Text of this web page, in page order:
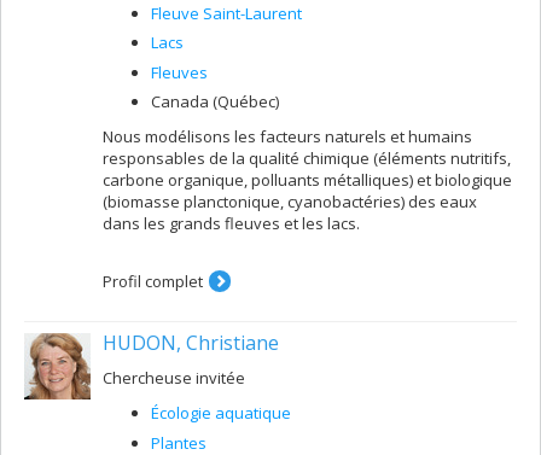
Fleuve Saint-Laurent
Lacs
Fleuves
Canada (Québec)
Nous modélisons les facteurs naturels et humains
responsables de la qualité chimique (éléments nutritifs,
carbone organique, polluants métalliques) et biologique
(biomasse planctonique, cyanobactéries) des eaux
dans les grands fleuves et les lacs.
Profil complet
HUDON, Christiane
Chercheuse invitée
Écologie aquatique
Plantes